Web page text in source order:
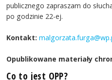
publicznego zapraszam do
po godzinie 22-ej.
Kontakt:
Opublikowane materiały
Co to jest OPP?